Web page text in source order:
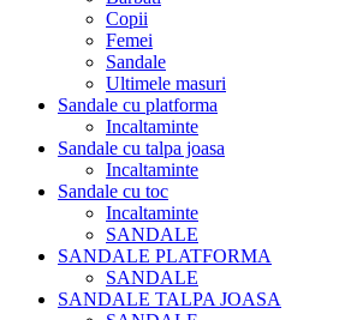
Copii
Femei
Sandale
Ultimele masuri
Sandale cu platforma
Incaltaminte
Sandale cu talpa joasa
Incaltaminte
Sandale cu toc
Incaltaminte
SANDALE
SANDALE PLATFORMA
SANDALE
SANDALE TALPA JOASA